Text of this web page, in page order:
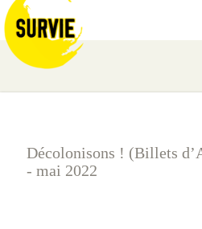
Décolonisons ! (Billets
- mai 2022